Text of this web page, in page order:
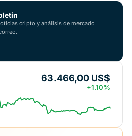
cripto y análisis de mercado
63.466,00 US$
+1.10%